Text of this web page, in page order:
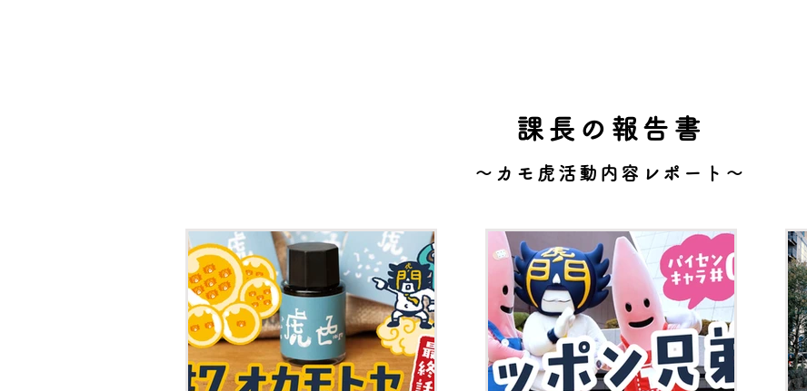
課長の報告書
〜カモ虎活動内容レポート〜